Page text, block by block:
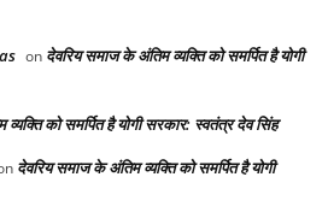
on देवरिय समाज के अंतिम व्यक्ति को समर्पित है योगी
को समर्पित है योगी सरकार: स्वतंत्र देव सिंह
देवरिय समाज के अंतिम व्यक्ति को समर्पित है योगी